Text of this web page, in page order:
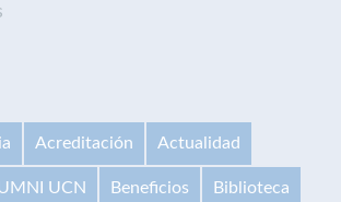
Acreditación Actualidad
UCN Beneficios Biblioteca